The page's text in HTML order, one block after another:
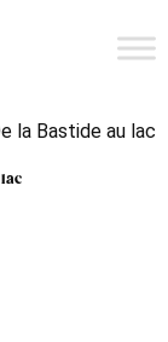
la Bastide au lac
lac